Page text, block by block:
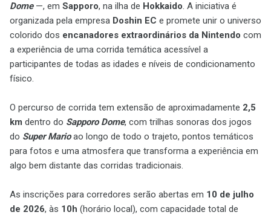
Dome—, em Sapporo, na ilha de Hokkaido. A iniciativa é
organizada pela empresa Doshin EC e promete unir o universo
colorido dos encanadores extraordinários da Nintendo com
a experiência de uma corrida temática acessível a
participantes de todas as idades e níveis de condicionamento
físico.
O percurso de corrida tem extensão de aproximadamente 2,5
km dentro do Sapporo Dome, com trilhas sonoras dos jogos
do Super Marioao longo de todo o trajeto, pontos temáticos
para fotos e uma atmosfera que transforma a experiência em
algo bem distante das corridas tradicionais.
As inscrições para corredores serão abertas em 10 de julho
de 2026, às 10h (horário local), com capacidade total de